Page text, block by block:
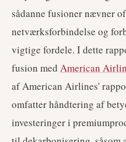
sådanne fusioner nævner
netværksforbindelse og
vigtige fordele. I dette
fusion med American
af American Airlines'
omfatter håndtering af
investeringer i